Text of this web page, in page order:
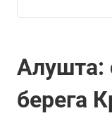
Алушта:
берега